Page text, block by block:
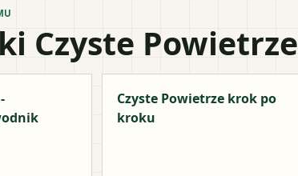
Czyste Powietrze
Czyste Powietrze krok po
kroku